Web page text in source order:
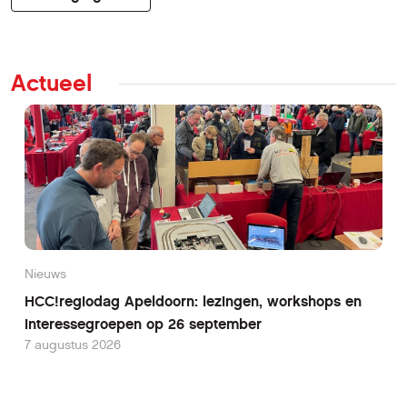
Actueel
Nieuws
HCC!regiodag Apeldoorn: lezingen, workshops en
interessegroepen op 26 september
7 augustus 2026